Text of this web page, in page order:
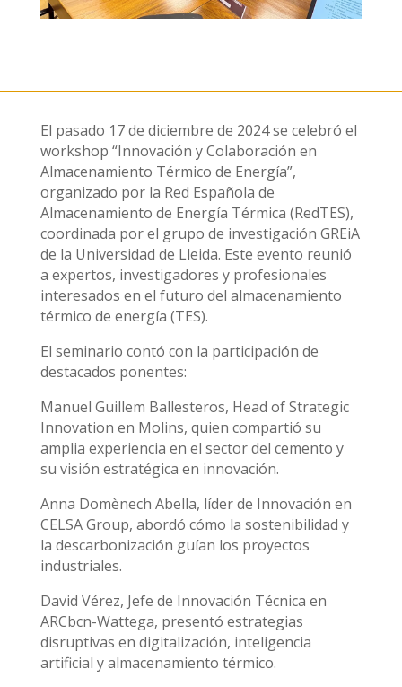
El pasado 17 de diciembre de 2024 se celebró el
workshop “Innovación y Colaboración en
Almacenamiento Térmico de Energía”,
organizado por la Red Española de
Almacenamiento de Energía Térmica (RedTES),
coordinada por el grupo de investigación GREiA
de la Universidad de Lleida. Este evento reunió
a expertos, investigadores y profesionales
interesados en el futuro del almacenamiento
térmico de energía (TES).
El seminario contó con la participación de
destacados ponentes:
Manuel Guillem Ballesteros, Head of Strategic
Innovation en Molins, quien compartió su
amplia experiencia en el sector del cemento y
su visión estratégica en innovación.
Anna Domènech Abella, líder de Innovación en
CELSA Group, abordó cómo la sostenibilidad y
la descarbonización guían los proyectos
industriales.
David Vérez, Jefe de Innovación Técnica en
ARCbcn-Wattega, presentó estrategias
disruptivas en digitalización, inteligencia
artificial y almacenamiento térmico.